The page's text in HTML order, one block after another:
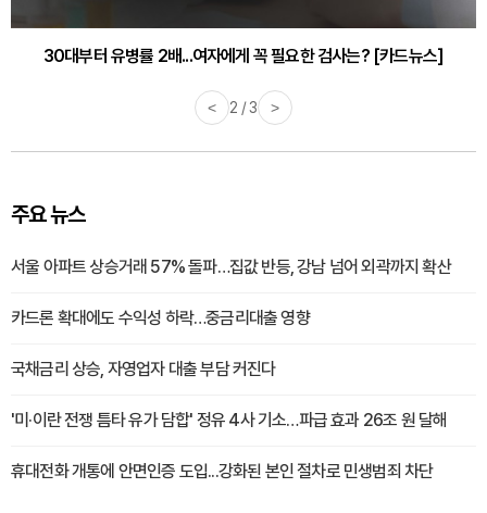
30대부터 유병률 2배...여자에게 꼭 필요한 검사는? [카드뉴스]
감기·독감 예방하고 면역력 높이는 4가지 영양제 [카드뉴스]
< 2 / 3 >
주요 뉴스
서울 아파트 상승거래 57% 돌파…집값 반등, 강남 넘어 외곽까지 확산
카드론 확대에도 수익성 하락…중금리대출 영향
국채금리 상승, 자영업자 대출 부담 커진다
'미·이란 전쟁 틈타 유가 담합' 정유 4사 기소…파급 효과 26조 원 달해
휴대전화 개통에 안면인증 도입...강화된 본인 절차로 민생범죄 차단